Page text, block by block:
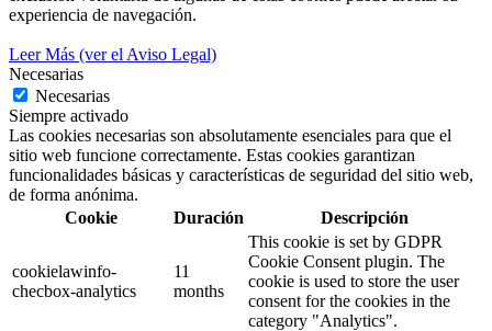
experiencia de navegación.
Leer Más (ver el Aviso Legal)
Necesarias
Necesarias
Siempre activado
Las cookies necesarias son absolutamente esenciales para que el
sitio web funcione correctamente. Estas cookies garantizan
funcionalidades básicas y características de seguridad del sitio web,
de forma anónima.
Cookie
Duración Descripción
cookielawinfo-
checbox-analytics
11
months
This cookie is set by GDPR
Cookie Consent plugin. The
cookie is used to store the user
consent for the cookies in the
category "Analytics".